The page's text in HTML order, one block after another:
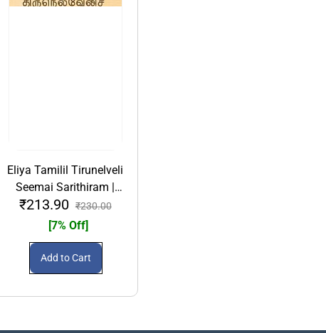
Eliya Tamilil Tirunelveli
Seemai Sarithiram |
எளிய தமிழில்
திருநெல்வேலிச் சீமைச்
₹213.90 ₹230.00
[7% Off]
Add to Cart